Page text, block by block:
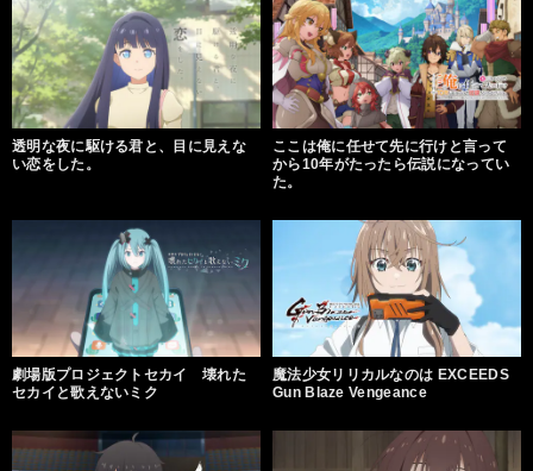
透明な夜に駆ける君と、目に見えな
い恋をした。
ここは俺に任せて先に行けと言って
から10年がたったら伝説になってい
た。
劇場版プロジェクトセカイ 壊れた
セカイと歌えないミク
魔法少女リリカルなのは EXCEEDS
Gun Blaze Vengeance